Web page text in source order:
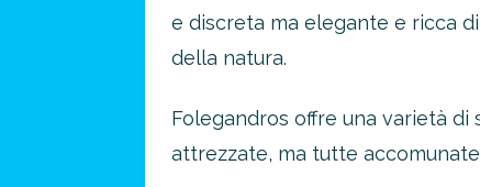
e discreta ma elegante e ricca
della natura.
Folegandros offre una varietà
attrezzate, ma tutte